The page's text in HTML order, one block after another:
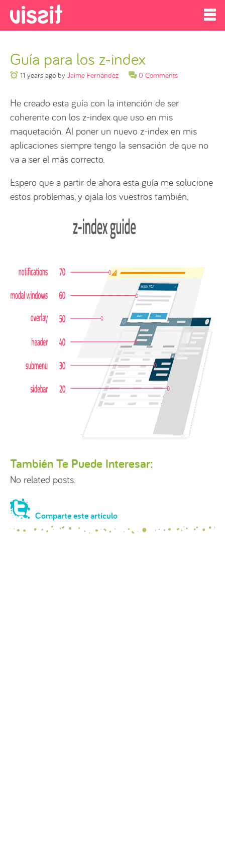
Guía para los z-index
11 years ago by Jaime Fernández 0 Comments
He creado esta guía con la intención de ser
coherente con los z-index que uso en mis
maquetación. Al poner un nuevo z-index en mis
aplicaciones siempre tengo la sensación de que no
va a ser el más correcto.
Espero que a partir de ahora esta guía me solucione
estos problemas, y ojala los vuestros también.
También Te Puede Interesar:
No related posts.
Comparte este artículo